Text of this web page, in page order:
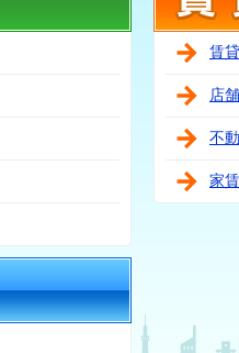
賃
店
不
家